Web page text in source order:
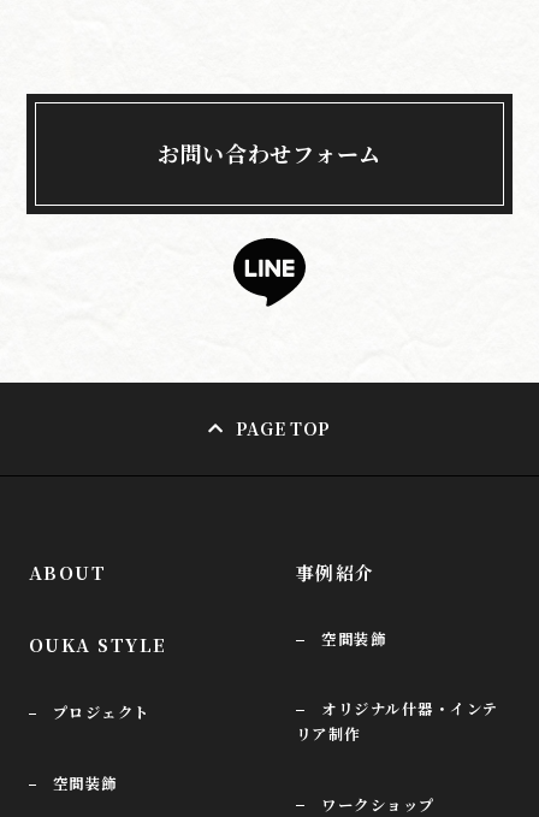
お問い合わせフォーム
PAGE TOP
ABOUT
OUKA STYLE
プロジェクト
空間装飾
事例紹介
空間装飾
オリジナル什器・インテ
リア制作
ワークショップ